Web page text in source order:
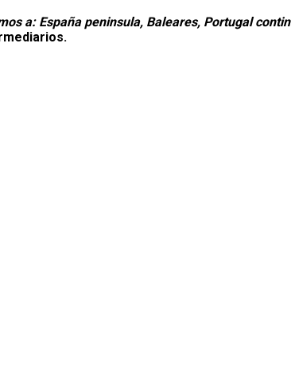
a: España peninsula, Baleares, Portugal